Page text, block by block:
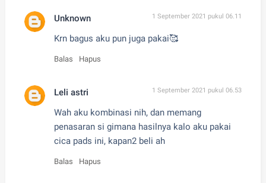
Unknown 1 September 2021 pukul 06.11
Krn bagus aku pun juga pakai🥰
Balas Hapus
Leli astri 1 September 2021 pukul 06.53
Wah aku kombinasi nih, dan memang
penasaran si gimana hasilnya kalo aku pakai
cica pads ini, kapan2 beli ah
Balas Hapus